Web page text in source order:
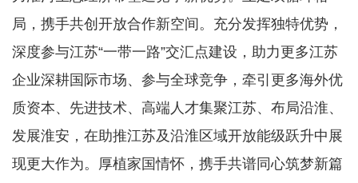
局，携手共创开放合作新空间。充分发挥独特优势，
深度参与江苏“一带一路”交汇点建设，助力更多江苏
企业深耕国际市场、参与全球竞争，牵引更多海外优
质资本、先进技术、高端人才集聚江苏、布局沿淮、
发展淮安，在助推江苏及沿淮区域开放能级跃升中展
现更大作为。厚植家国情怀，携手共谱同心筑梦新篇